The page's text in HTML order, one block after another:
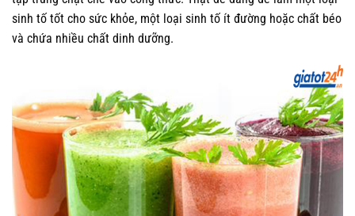
sinh tố tốt cho sức khỏe, một loại sinh tố ít đường hoặc chất béo
và chứa nhiều chất dinh dưỡng.